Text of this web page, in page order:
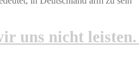
uns nicht leisten.